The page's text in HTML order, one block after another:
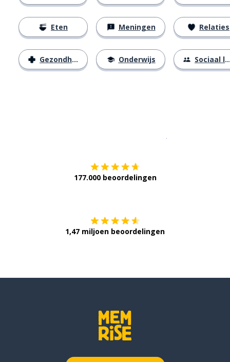
Eten
Gezondheid
Meningen
Onderwijs
Relaties
Sociaal leven
177.000 beoordelingen
1,47 miljoen beoordelingen